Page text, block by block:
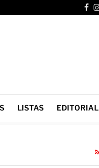
LISTAS EDITORIAL